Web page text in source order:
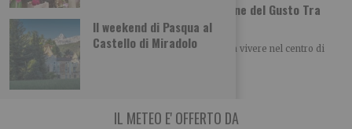
Il weekend di Pasqua al
Castello di Miradolo
Tutti i gusti del mondo a Terra Madre Salone del Gusto Tra
poco più di un mese a Torino
Una selezione di laboratori, degustazioni e cene da vivere nel centro di
Torino dal 24 al
IL METEO E' OFFERTO DA